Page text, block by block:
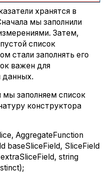
хранятся в
мы заполнили
Затем,
список
стали заполнять его
важен для
данных.
заполняем список
конструктора
AggregateFunction
baseSliceField, SliceField
string